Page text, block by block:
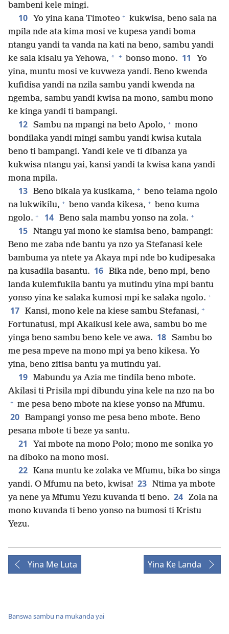
bambeni kele mingi.
10 Yo yina kana Timoteo + kukwisa, beno sala na
mpila nde ata kima mosi ve kupesa yandi boma
ntangu yandi ta vanda na kati na beno, sambu yandi
ke sala kisalu ya Yehowa, * + bonso mono. 11
Yo
yina, muntu mosi ve kuvweza yandi. Beno kwenda
kufidisa yandi na nzila sambu yandi kwenda na
ngemba, sambu yandi kwisa na mono, sambu mono
ke kinga yandi ti bampangi.
12 Sambu na mpangi na beto Apolo, + mono
bondilaka yandi mingi sambu yandi kwisa kutala
beno ti bampangi. Yandi kele ve ti dibanza ya
kukwisa ntangu yai, kansi yandi ta kwisa kana yandi
mona mpila.
13 Beno bikala ya kusikama, + beno telama ngolo
na lukwikilu, + beno vanda kikesa, + beno kuma
ngolo. + 14 Beno sala mambu yonso na zola. +
15 Ntangu yai mono ke siamisa beno, bampangi:
Beno me zaba nde bantu ya nzo ya Stefanasi kele
bambuma ya ntete ya Akaya mpi nde bo kudipesaka
na kusadila basantu. 16 Bika nde, beno mpi, beno
landa kulemfukila bantu ya mutindu yina mpi bantu
yonso yina ke salaka kumosi mpi ke salaka ngolo. +
17 Kansi, mono kele na kiese sambu Stefanasi, +
Fortunatusi, mpi Akaikusi kele awa, sambu bo me
yinga beno sambu beno kele ve awa. 18 Sambu bo
me pesa mpeve na mono mpi ya beno kikesa. Yo
yina, beno zitisa bantu ya mutindu yai.
19 Mabundu ya Azia me tindila beno mbote.
Akilasi ti Prisila mpi dibundu yina kele na nzo na bo
+ me pesa beno mbote na kiese yonso na Mfumu.
20 Bampangi yonso me pesa beno mbote. Beno
pesana mbote ti beze ya santu.
21
Yai mbote na mono Polo; mono me sonika yo
na diboko na mono mosi.
22 Kana muntu ke zolaka ve Mfumu, bika bo singa
yandi. O Mfumu na beto, kwisa! 23 Ntima ya mbote
ya nene ya Mfumu Yezu kuvanda ti beno. 24 Zola na
mono kuvanda ti beno yonso na bumosi ti Kristu
Yezu.
Yina Me Luta Yina Ke Landa
Banswa sambu na mukanda yai